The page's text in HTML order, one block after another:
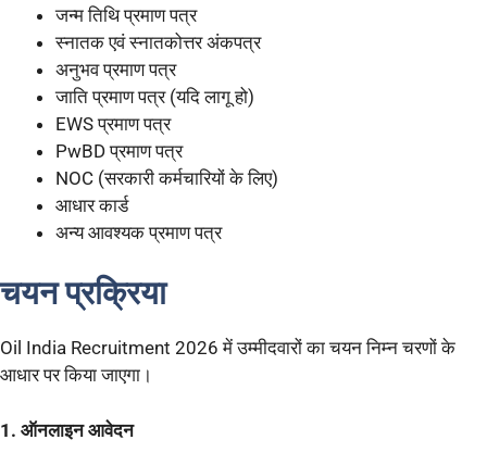
जन्म तिथि प्रमाण पत्र
स्नातक एवं स्नातकोत्तर अंकपत्र
अनुभव प्रमाण पत्र
जाति प्रमाण पत्र (यदि लागू हो)
EWS प्रमाण पत्र
PwBD प्रमाण पत्र
NOC (सरकारी कर्मचारियों के लिए)
आधार कार्ड
अन्य आवश्यक प्रमाण पत्र
चयन प्रक्रिया
Oil India Recruitment 2026 में उम्मीदवारों का चयन निम्न चरणों के
आधार पर किया जाएगा।
1. ऑनलाइन आवेदन